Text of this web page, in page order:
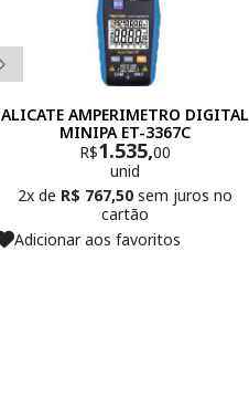
ALICATE AMPERIMETRO DIGITAL
MINIPA ET-3367C
R$1.535,00
unid
2x de R$ 767,50 sem juros no
cartão
Adicionar aos favoritos